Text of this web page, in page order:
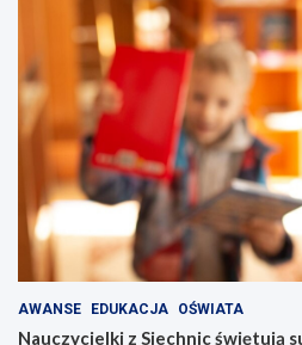
AWANSE EDUKACJA OŚWIATA
Nauczycielki z Siechnic świętują